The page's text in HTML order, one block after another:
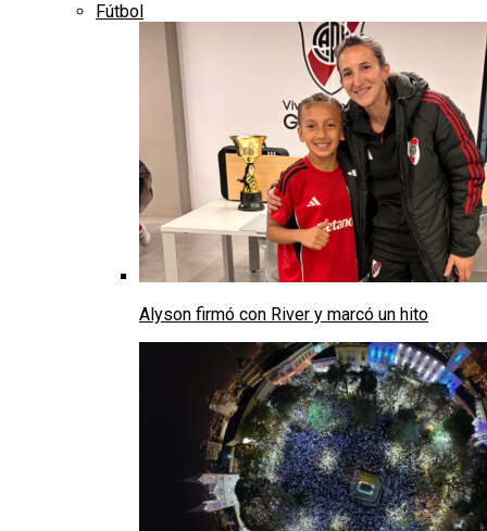
Fútbol
Alyson firmó con River y marcó un hito